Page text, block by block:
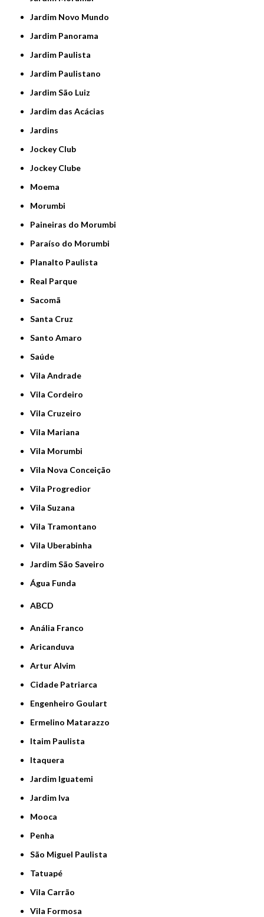
Jardim Novo Mundo
Jardim Panorama
Jardim Paulista
Jardim Paulistano
Jardim São Luiz
Jardim das Acácias
Jardins
Jockey Club
Jockey Clube
Moema
Morumbi
Paineiras do Morumbi
Paraíso do Morumbi
Planalto Paulista
Real Parque
Sacomã
Santa Cruz
Santo Amaro
Saúde
Vila Andrade
Vila Cordeiro
Vila Cruzeiro
Vila Mariana
Vila Morumbi
Vila Nova Conceição
Vila Progredior
Vila Suzana
Vila Tramontano
Vila Uberabinha
jardim São Saveiro
Água Funda
ABCD
Anália Franco
Aricanduva
Artur Alvim
Cidade Patriarca
Engenheiro Goulart
Ermelino Matarazzo
Itaim Paulista
Itaquera
Jardim Iguatemi
Jardim Iva
Mooca
Penha
São Miguel Paulista
Tatuapé
Vila Carrão
Vila Formosa